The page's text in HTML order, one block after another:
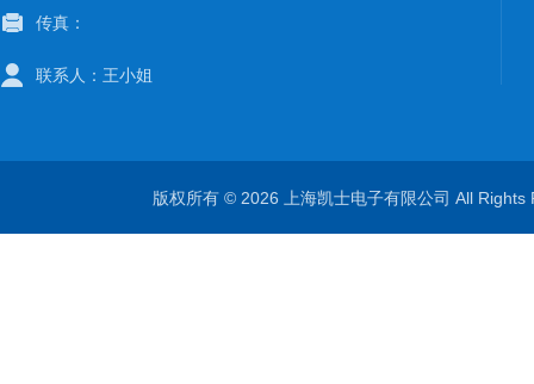
传真：
联系人：王小姐
版权所有 © 2026 上海凯士电子有限公司 All